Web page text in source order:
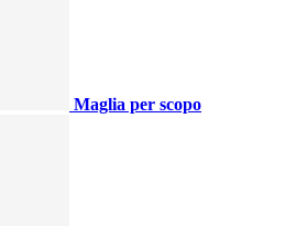
Maglia per scopo